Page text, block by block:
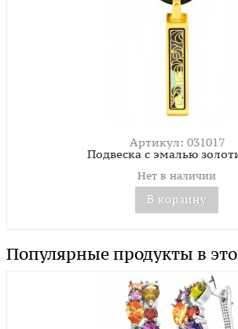
Артикул: 031017
Подвеска с эмалью
Нет в наличии
В корзину
Популярные продукты в